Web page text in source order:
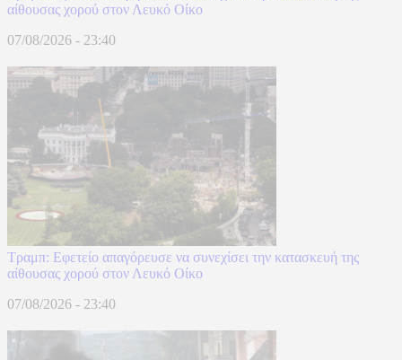
αίθουσας χορού στον Λευκό Οίκο
07/08/2026 - 23:40
Τραμπ: Εφετείο απαγόρευσε να συνεχίσει την κατασκευή της
αίθουσας χορού στον Λευκό Οίκο
07/08/2026 - 23:40